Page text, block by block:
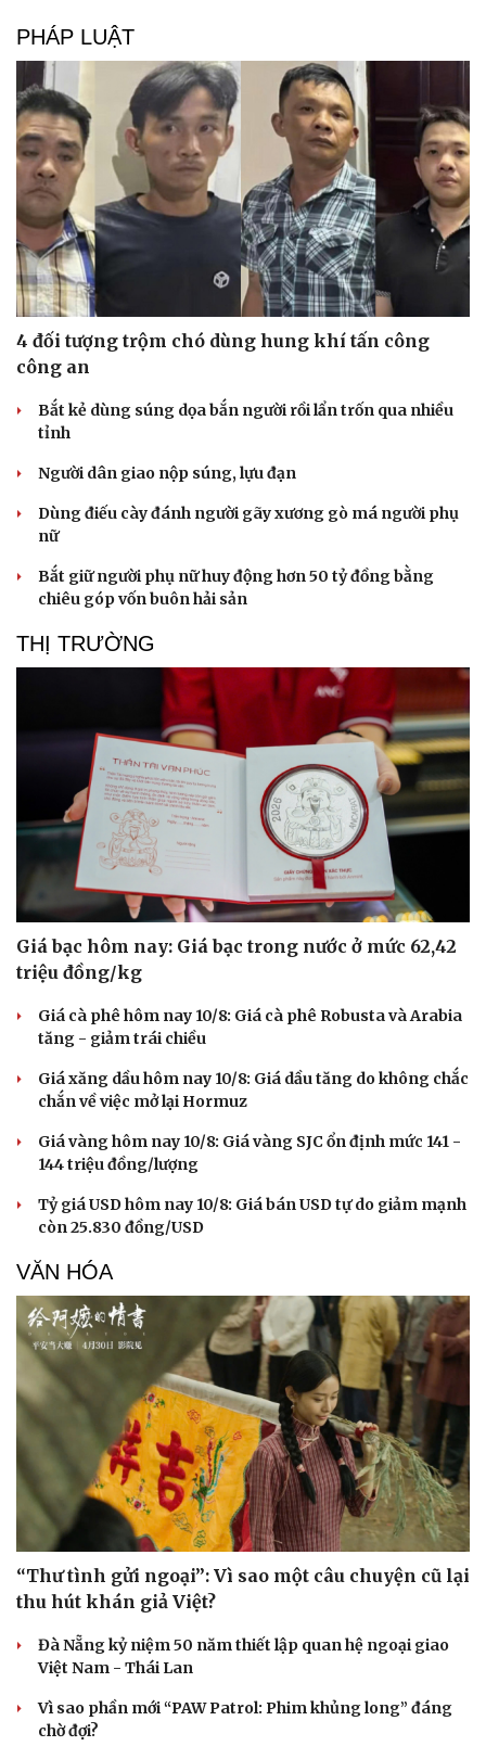
Du lịch
Tư vấn
Săn Tour
check-in
Podcast
Câu chuyện thời sự
Đọc truyện đêm khuya
Cửa sổ tình yêu
PHÁP LUẬT
4 đối tượng trộm chó dùng hung khí tấn công
công an
Bắt kẻ dùng súng dọa bắn người rồi lẩn trốn qua nhiều
tỉnh
Người dân giao nộp súng, lựu đạn
Dùng điếu cày đánh người gãy xương gò má người phụ
nữ
Bắt giữ người phụ nữ huy động hơn 50 tỷ đồng bằng
chiêu góp vốn buôn hải sản
THỊ TRƯỜNG
Giá bạc hôm nay: Giá bạc trong nước ở mức 62,42
triệu đồng/kg
Giá cà phê hôm nay 10/8: Giá cà phê Robusta và Arabia
tăng - giảm trái chiều
Giá xăng dầu hôm nay 10/8: Giá dầu tăng do không chắc
chắn về việc mở lại Hormuz
Giá vàng hôm nay 10/8: Giá vàng SJC ổn định mức 141 -
144 triệu đồng/lượng
Tỷ giá USD hôm nay 10/8: Giá bán USD tự do giảm mạnh
còn 25.830 đồng/USD
VĂN HÓA
“Thư tình gửi ngoại”: Vì sao một câu chuyện cũ lại
thu hút khán giả Việt?
Đà Nẵng kỷ niệm 50 năm thiết lập quan hệ ngoại giao
Việt Nam - Thái Lan
Vì sao phần mới “PAW Patrol: Phim khủng long” đáng
chờ đợi?